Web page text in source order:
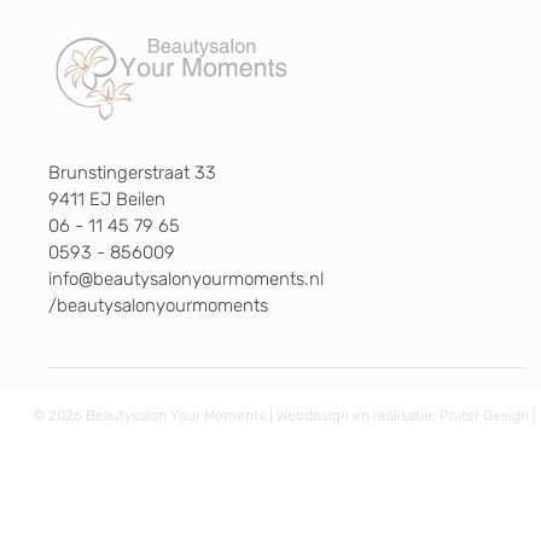
Brunstingerstraat 33
9411 EJ Beilen
06 - 11 45 79 65
0593 - 856009
info@beautysalonyourmoments.nl
/beautysalonyourmoments
© 2026 Beautysalon Your Moments | Webdesign en realisatie: Poiter Design